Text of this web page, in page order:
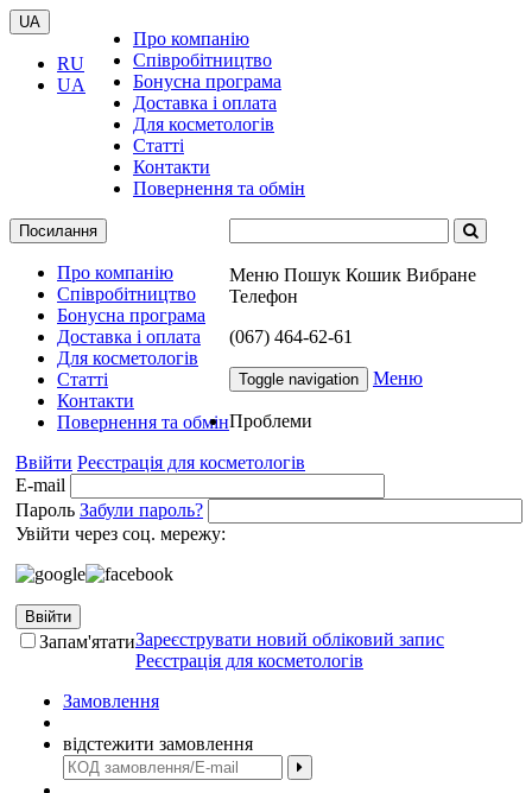
UA
RU
UA
Про компанію
Співробітництво
Бонусна програма
Доставка і оплата
Для косметологів
Статті
Контакти
Повернення та обмін
Посилання
Про компанію
Співробітництво
Бонусна програма
Доставка і оплата
Для косметологів
Статті
Контакти
Повернення та обмін
Ввійти Реєстрація для косметологів
E-mail
Пароль Забули пароль?
Увійти через соц. мережу:
Ввійти
Запам'ятатиЗареєструвати новий обліковий запис
Реєстрація для косметологів
Замовлення
відстежити замовлення
Меню Пошук Кошик Вибране
Телефон
(067) 464-62-61
Toggle navigation Меню
Проблеми